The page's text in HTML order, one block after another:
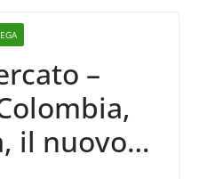
–
il nuovo